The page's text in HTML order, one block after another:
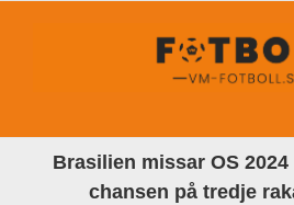
Brasilien missar OS
chansen på tredje